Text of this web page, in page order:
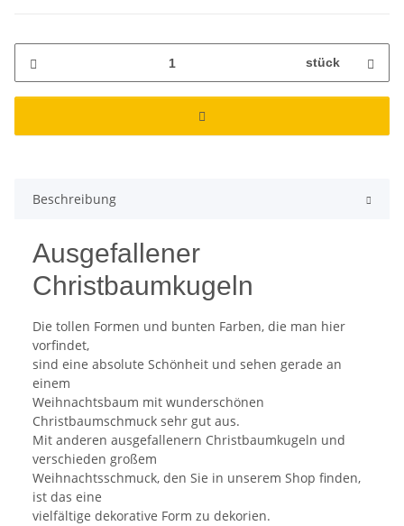
stück
Beschreibung
Ausgefallener
Christbaumkugeln
Die tollen Formen und bunten Farben, die man hier
vorfindet,
sind eine absolute Schönheit und sehen gerade an
einem
Weihnachtsbaum mit wunderschönen
Christbaumschmuck sehr gut aus.
Mit anderen ausgefallenern Christbaumkugeln und
verschieden großem
Weihnachtsschmuck, den Sie in unserem Shop finden,
ist das eine
vielfältige dekorative Form zu dekorien.